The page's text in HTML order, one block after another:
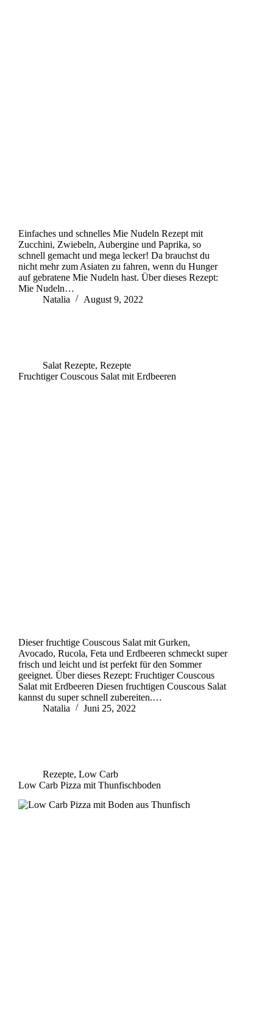
Einfaches und schnelles Mie Nudeln Rezept mit
Zucchini, Zwiebeln, Aubergine und Paprika, so
schnell gemacht und mega lecker! Da brauchst du
nicht mehr zum Asiaten zu fahren, wenn du Hunger
auf gebratene Mie Nudeln hast. Über dieses Rezept:
Mie Nudeln…
Natalia
August 9, 2022
Salat Rezepte, Rezepte
Fruchtiger Couscous Salat mit Erdbeeren
Dieser fruchtige Couscous Salat mit Gurken,
Avocado, Rucola, Feta und Erdbeeren schmeckt super
frisch und leicht und ist perfekt für den Sommer
geeignet. Über dieses Rezept: Fruchtiger Couscous
Salat mit Erdbeeren Diesen fruchtigen Couscous Salat
kannst du super schnell zubereiten.…
Natalia
Juni 25, 2022
Rezepte, Low Carb
Low Carb Pizza mit Thunfischboden